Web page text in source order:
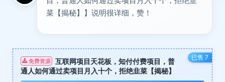
菜【揭秘】】说明很详细，赞！
已售 7
免费资源
互联网项目天花板，知付付费项目，普
通人如何通过卖项目月入十个，拒绝韭菜【揭秘】